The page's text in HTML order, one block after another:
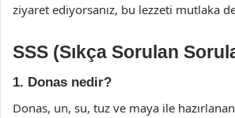
ziyaret ediyorsanız, bu lezzeti mutlaka
SSS (Sıkça Sorulan
1. Donas nedir?
Donas, un, su, tuz ve maya ile